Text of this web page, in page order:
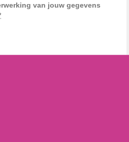
van jouw gegevens